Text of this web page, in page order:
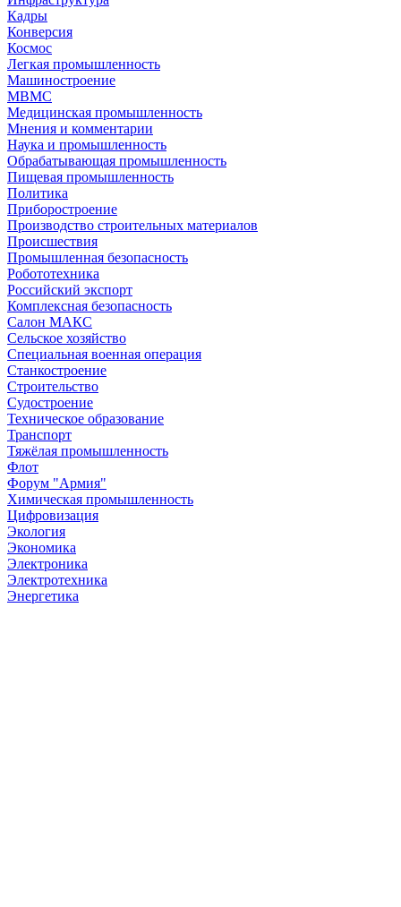
Кадры
Конверсия
Космос
Легкая промышленность
Машиностроение
МВМС
Медицинская промышленность
Мнения и комментарии
Наука и промышленность
Обрабатывающая промышленность
Пищевая промышленность
Политика
Приборостроение
Производство строительных материалов
Происшествия
Промышленная безопасность
Робототехника
Российский экспорт
Комплексная безопасность
Салон МАКС
Сельское хозяйство
Специальная военная операция
Станкостроение
Строительство
Судостроение
Техническое образование
Транспорт
Тяжёлая промышленность
Флот
Форум "Армия"
Химическая промышленность
Цифровизация
Экология
Экономика
Электроника
Электротехника
Энергетика